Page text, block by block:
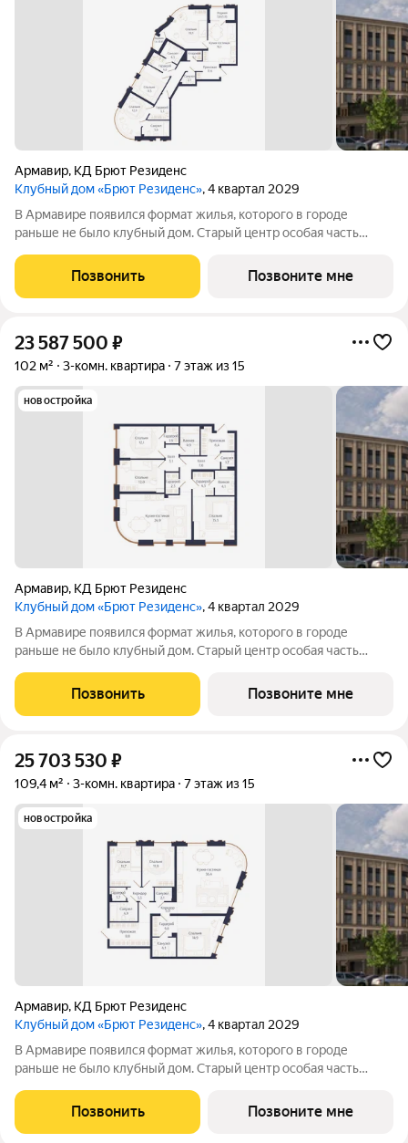
Армавир, КД Брют Резиденс
Клубный дом «Брют Резиденс», 4 квартал 2029
В Армавире появился формат жилья, которого в городе
раньше не было клубный дом. Старый центр особая часть
скверы, театр и школы в пешей доступности. Район, который
сформировался десятилетиями
Позвонить Позвоните мне
23 587 500 ₽
102 м² 3-комн. квартира 7 этаж из 15
новостройка
Армавир, КД Брют Резиденс
Клубный дом «Брют Резиденс», 4 квартал 2029
В Армавире появился формат жилья, которого в городе
раньше не было клубный дом. Старый центр особая часть
скверы, театр и школы в пешей доступности. Район, который
сформировался десятилетиями
Позвонить Позвоните мне
25 703 530 ₽
109,4 м² 3-комн. квартира 7 этаж из 15
новостройка
Армавир, КД Брют Резиденс
Клубный дом «Брют Резиденс», 4 квартал 2029
В Армавире появился формат жилья, которого в городе
раньше не было клубный дом. Старый центр особая часть
скверы, театр и школы в пешей доступности. Район, который
сформировался десятилетиями
Позвонить Позвоните мне